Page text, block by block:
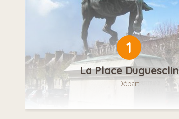
1
La Place Duguesclin
Départ